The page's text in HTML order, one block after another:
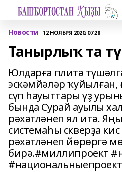
Новости 12 НОЯБРЯ 2020, 07:28
Танырлыҡ та
Юлдарға плитә
эскәмйәләр ҡуйылған,
сүп һауыттары үҙ
бында Сурай ауылы
рәхәтләнеп ял итә.
системаһы скверҙа
рәхәтләнеп йөрөргә
бирә.#миллипроект